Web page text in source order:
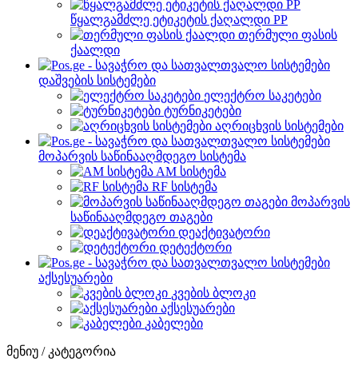
წყალგამძლე ეტიკეტის ქაღალდი PP
თერმული ფასის
ქაალდი
დაშვების სისტემები
ელექტრო საკეტები
ტურნიკეტები
აღრიცხვის სისტემები
მოპარვის საწინააღმდეგო სისტემა
AM სისტემა
RF სისტემა
მოპარვის
საწინააღმდეგო თაგები
დეაქტივატორი
დეტექტორი
აქსესუარები
კვების ბლოკი
აქსესუარები
კაბელები
მენიუ / კატეგორია